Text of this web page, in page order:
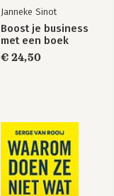
Janneke Sinot
Boost je business
met een boek
€ 24,50